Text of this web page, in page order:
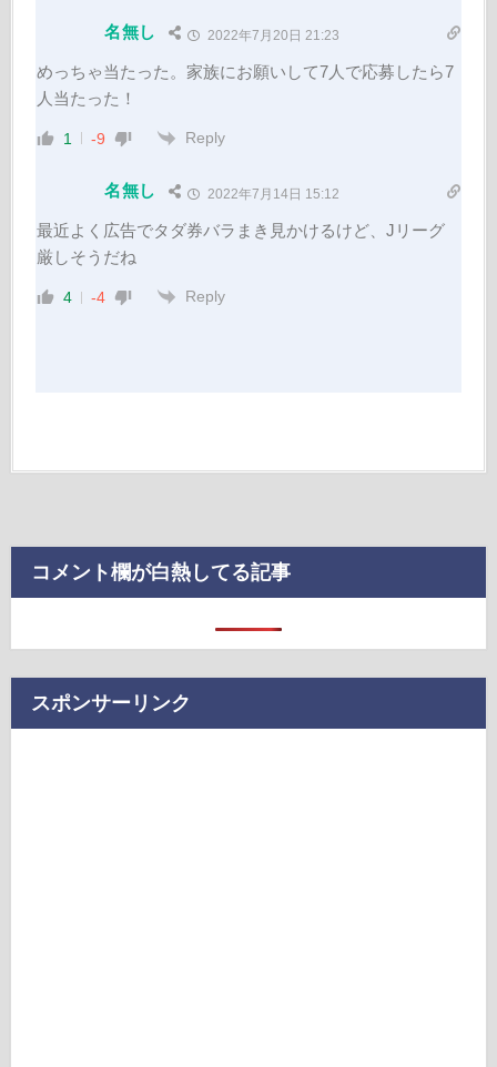
名無し 2022年7月20日 21:23
めっちゃ当たった。家族にお願いして7人で応募したら7
人当たった！
1 -9 Reply
名無し 2022年7月14日 15:12
最近よく広告でタダ券バラまき見かけるけど、Jリーグ
厳しそうだね
4 -4 Reply
コメント欄が白熱してる記事
スポンサーリンク